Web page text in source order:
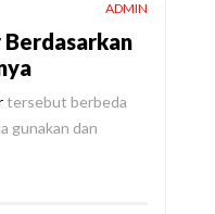
ADMIN
tersebut berbeda
gunakan dan